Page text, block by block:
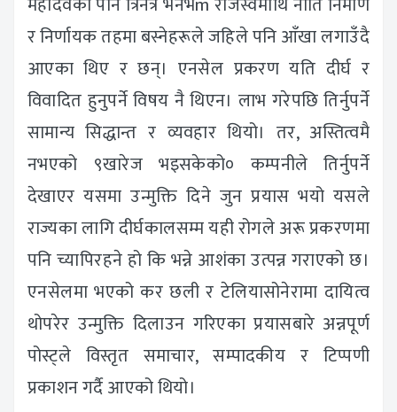
र निर्णायक तहमा बस्नेहरूले जहिले पनि आँखा लगाउँदै
आएका थिए र छन्। एनसेल प्रकरण यति दीर्घ र
विवादित हुनुपर्ने विषय नै थिएन। लाभ गरेपछि तिर्नुपर्ने
सामान्य सिद्धान्त र व्यवहार थियो। तर, अस्तित्वमै
नभएको ९खारेज भइसकेको० कम्पनीले तिर्नुपर्ने
देखाएर यसमा उन्मुक्ति दिने जुन प्रयास भयो यसले
राज्यका लागि दीर्घकालसम्म यही रोगले अरू प्रकरणमा
पनि च्यापिरहने हो कि भन्ने आशंका उत्पन्न गराएको छ।
एनसेलमा भएको कर छली र टेलियासोनेरामा दायित्व
थोपरेर उन्मुक्ति दिलाउन गरिएका प्रयासबारे अन्नपूर्ण
पोस्ट्ले विस्तृत समाचार, सम्पादकीय र टिप्पणी
प्रकाशन गर्दै आएको थियो।